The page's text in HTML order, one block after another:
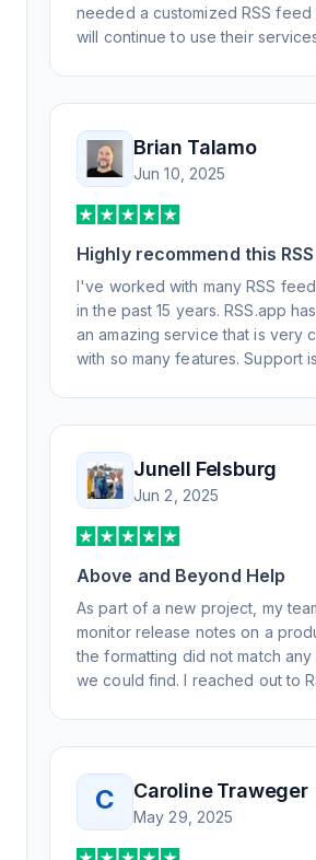
needed a customized RSS feed
will continue to use their
Brian Talamo
Jun 10, 2025
Highly recommend this
/ widget generator service.
I've worked with many RSS
in the past 15 years. RSS.app
an amazing service that is very
with so many features. Support
professionally. Highly
RSS feed needs. Our trucking
website couldn't work without it.
Junell Felsburg
Jun 2, 2025
Above and Beyond Help
As part of a new project, my
monitor release notes on a
the formatting did not match any
we could find. I reached out to
day, but I spoke to someone
knowledgeable, kind, and
understand the issue. It has
weeks, but after many revisions
support, all of my release notes
C Caroline Traweger
May 29, 2025